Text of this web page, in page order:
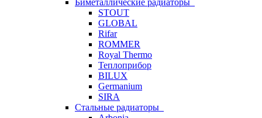
Биметаллические радиаторы
STOUT
GLOBAL
Rifar
ROMMER
Royal Thermo
Теплоприбор
BILUX
Germanium
SIRA
Стальные радиаторы